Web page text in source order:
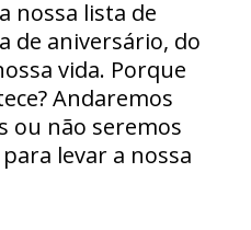
nossa lista de
de aniversário, do
vida. Porque
Andaremos
ou não seremos
levar a nossa